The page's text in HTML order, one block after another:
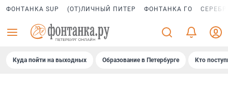
ФОНТАНКА SUP (ОТ)ЛИЧНЫЙ ПИТЕР ФОНТАНКА ГО
Куда пойти на выходных Образование в Петербурге Кто